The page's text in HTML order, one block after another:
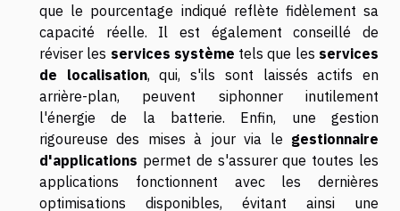
que le pourcentage indiqué reflète fidèlement sa
capacité réelle. Il est également conseillé de
réviser les services système tels que les services
de localisation, qui, s'ils sont laissés actifs en
arrière-plan, peuvent siphonner inutilement
l'énergie de la batterie. Enfin, une gestion
rigoureuse des mises à jour via le gestionnaire
d'applications permet de s'assurer que toutes les
applications fonctionnent avec les dernières
optimisations disponibles, évitant ainsi une